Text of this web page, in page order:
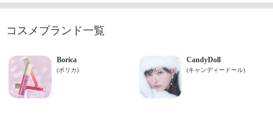
コスメブランド一覧